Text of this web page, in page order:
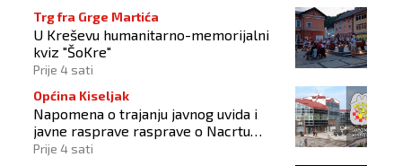
Trg fra Grge Martića
U Kreševu humanitarno-memorijalni
kviz "ŠoKre"
Prije 4 sati
Općina Kiseljak
Napomena o trajanju javnog uvida i
javne rasprave rasprave o Nacrtu
prostornog plana
Prije 4 sati